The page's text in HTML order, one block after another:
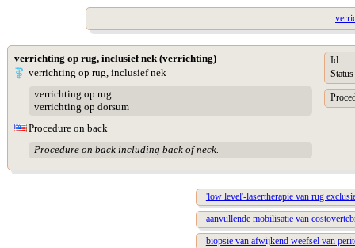
verrichting op rug, inclusief nek (verrichting)
verrichting op rug, inclusief nek
verrichting op rug
verrichting op dorsum
Procedure on back
Procedure on back including back of neck.
Id
Status
'low level'-lasertherapie van rug
aanvullende mobilisatie van
biopsie van afwijkend weefsel van